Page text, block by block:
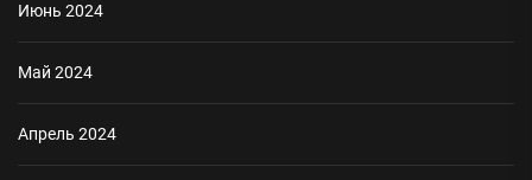
Июнь 2024
Май 2024
Апрель 2024